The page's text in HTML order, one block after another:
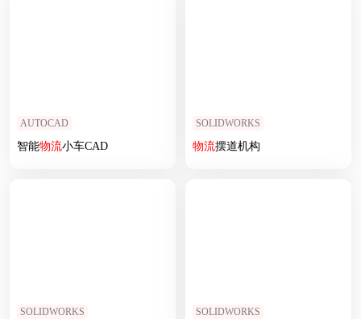
AUTOCAD
智能物流小车CAD
SOLIDWORKS
物流摆道机构
SOLIDWORKS SOLIDWORKS